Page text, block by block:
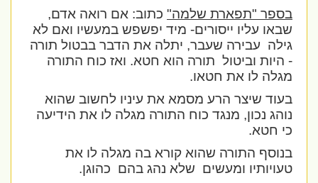
בספר "תפארת שלמה"כתוב: אם רואה אדם,
שבאו עליו ייסורים- מיד יפשפש במעשיו ואם לא
גילה עבירה שעבר, יתלה את הדבר בבטול תורה
- היות וביטול תורה הוא חטא. ואז כוח התורה
מגלה לו את חטאו.
בעוד שיצר הרע מסמא את עיניו לחשוב שהוא
נוהג נכון, מנגד כוח התורה מגלה לו את הידיעה
כי חטא.
בנוסף התורה שהוא קורא בה מגלה לו את
טעויותיו ומעשים שלא נהג בהם כהוגן.